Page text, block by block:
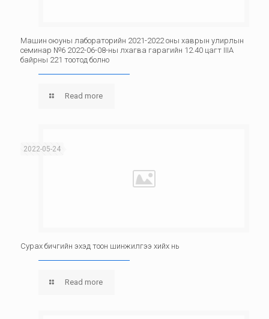
Машин оюуны лабораторийн 2021-2022 оны хаврын улирлын
семинар №6 2022-06-08-ны лхагва гарагийн 12.40 цагт IIIА
байрны 221 тоотод болно
Read more
2022-05-24
Сурах бичгийн эхэд тоон шинжилгээ хийх нь
Read more